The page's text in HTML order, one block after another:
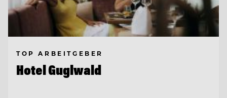
TOP ARBEITGEBER
Hotel Guglwald